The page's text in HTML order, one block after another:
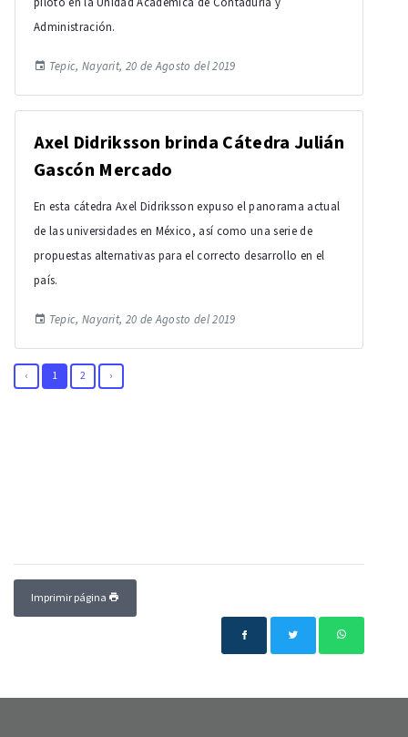
Administración.
Tepic, Nayarit, 20 de Agosto del 2019
Axel Didriksson brinda Cátedra Julián
Gascón Mercado
En esta cátedra Axel Didriksson expuso el panorama actual
de las universidades en México, así como una serie de
propuestas alternativas para el correcto desarrollo en el
país.
Tepic, Nayarit, 20 de Agosto del 2019
‹ 1 2 ›
Imprimir página